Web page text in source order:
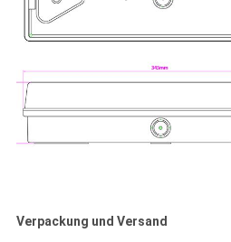
Verpackung und Versand